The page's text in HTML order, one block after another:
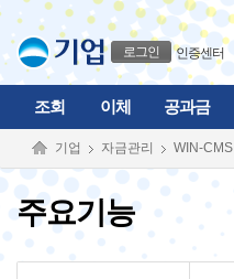
본문으로 바로가기
푸터 바로가기
로그인 인증센터
조회 이체 공과금
기업 자금관리 WIN-CMS
주요기능